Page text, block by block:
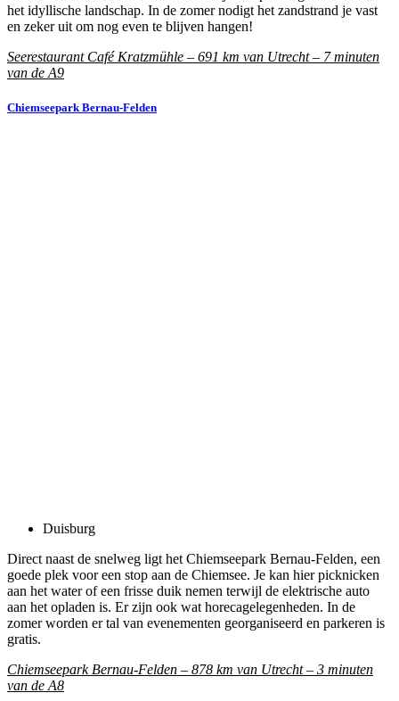
het idyllische landschap. In de zomer nodigt het zandstrand je vast
en zeker uit om nog even te blijven hangen!
Seerestaurant Café Kratzmühle – 691 km van Utrecht – 7 minuten
van de A9
Chiemseepark Bernau-Felden
Duisburg
Direct naast de snelweg ligt het Chiemseepark Bernau-Felden, een
goede plek voor een stop aan de Chiemsee. Je kan hier picknicken
aan het water of een frisse duik nemen terwijl de elektrische auto
aan het opladen is. Er zijn ook wat horecagelegenheden. In de
zomer worden er tal van evenementen georganiseerd en parkeren is
gratis.
Chiemseepark Bernau-Felden – 878 km van Utrecht – 3 minuten
van de A8